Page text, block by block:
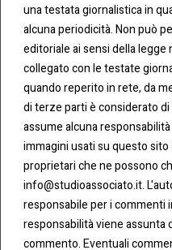
una testata giornalistica in
alcuna periodicità. Non può
editoriale ai sensi della legge
collegato con le testate
quando reperito in rete, da
di terze parti è considerato
assume alcuna
immagini usati su questo
proprietari che ne possono
info@studioassociato.it.
responsabile per i commenti
responsabilità viene assunta
commento. Eventuali